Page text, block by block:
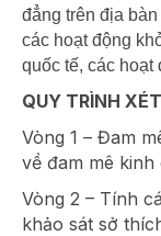
đẳng trên địa
các hoạt động
quốc tế, các hoạt
QUY TRÌNH
Vòng 1 – Đam
về đam mê
Vòng 2 – Tính
khảo sát sở